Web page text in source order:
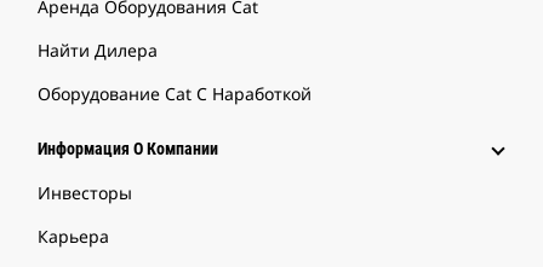
Аренда Оборудования Cat
Найти Дилера
Оборудование Cat С Наработкой
Информация О Компании
Инвесторы
Карьера